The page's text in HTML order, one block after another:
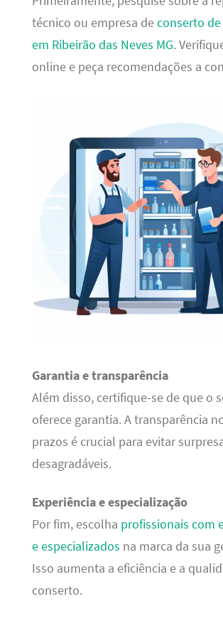
técnico ou empresa deconserto
em Ribeirão das Neves MG.
online e peça recomendações a
Garantia e transparência
Além disso, certifique-se de que o
oferece garantia. A transparência
prazos é crucial para evitar
desagradáveis.
Experiência e especialização
Por fim, escolha profissionais com
e especializados na marca da sua
Isso aumenta a eficiência e a
conserto.